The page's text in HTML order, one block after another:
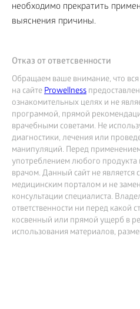
необходимо прекратить
выяснения причины.
Отказ от ответсвенности
Обращаем ваше внимание, что
на сайтеProwellness
ознакомительных целях и не
программой, прямой
врачебными советами. Не
диагностики, лечения или
манипуляций. Перед
употреблением любого продукта
врачом. Данный сайт не
медицинским порталом и не
консультации специалиста.
ответственности ни перед какой
косвенный или прямой ущерб в
использования материалов,